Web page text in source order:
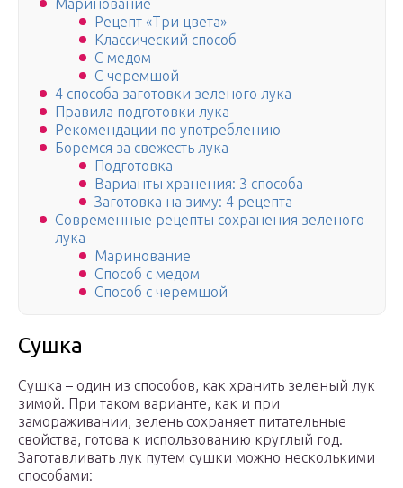
Маринование
Рецепт «Три цвета»
Классический способ
С медом
С черемшой
4 способа заготовки зеленого лука
Правила подготовки лука
Рекомендации по употреблению
Боремся за свежесть лука
Подготовка
Варианты хранения: 3 способа
Заготовка на зиму: 4 рецепта
Современные рецепты сохранения зеленого
лука
Маринование
Способ с медом
Способ с черемшой
Сушка
Сушка – один из способов, как хранить зеленый лук
зимой. При таком варианте, как и при
замораживании, зелень сохраняет питательные
свойства, готова к использованию круглый год.
Заготавливать лук путем сушки можно несколькими
способами: